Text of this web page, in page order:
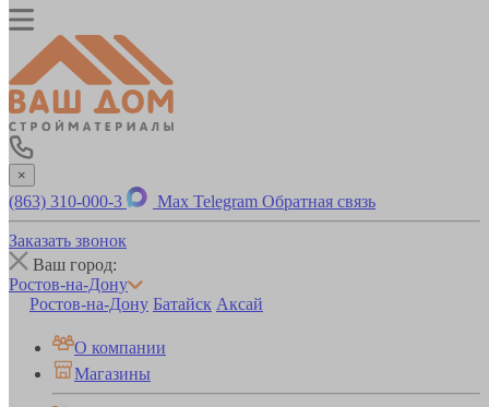
×
(863) 310-000-3 Max Telegram Обратная связь
Заказать звонок
Ваш город:
Ростов-на-Дону
Ростов-на-Дону Батайск Аксай
О компании
Магазины